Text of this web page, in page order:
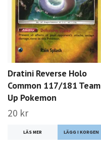
Dratini Reverse Holo
Common 117/181 Team
Up Pokemon
20 kr
LÄS MER